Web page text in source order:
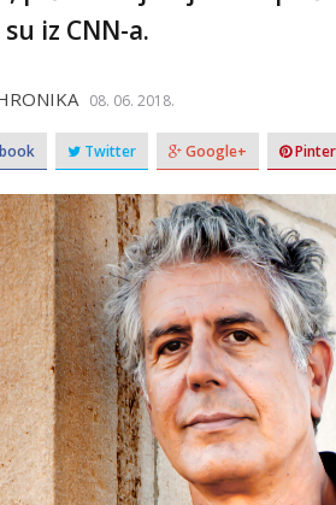
iz CNN-a.
08. 06. 2018.
Twitter Google+